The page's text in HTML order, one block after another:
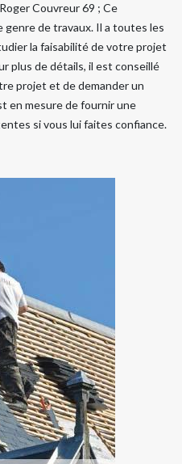
Couvreur 69 ; Ce
genre de travaux. Il a toutes les
la faisabilité de votre projet
plus de détails, il est conseillé
projet et de demander un
en mesure de fournir une
si vous lui faites confiance.